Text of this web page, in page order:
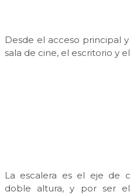
Desde el acceso principal
sala de cine, el escritorio y
La escalera es el eje de
doble altura, y por ser